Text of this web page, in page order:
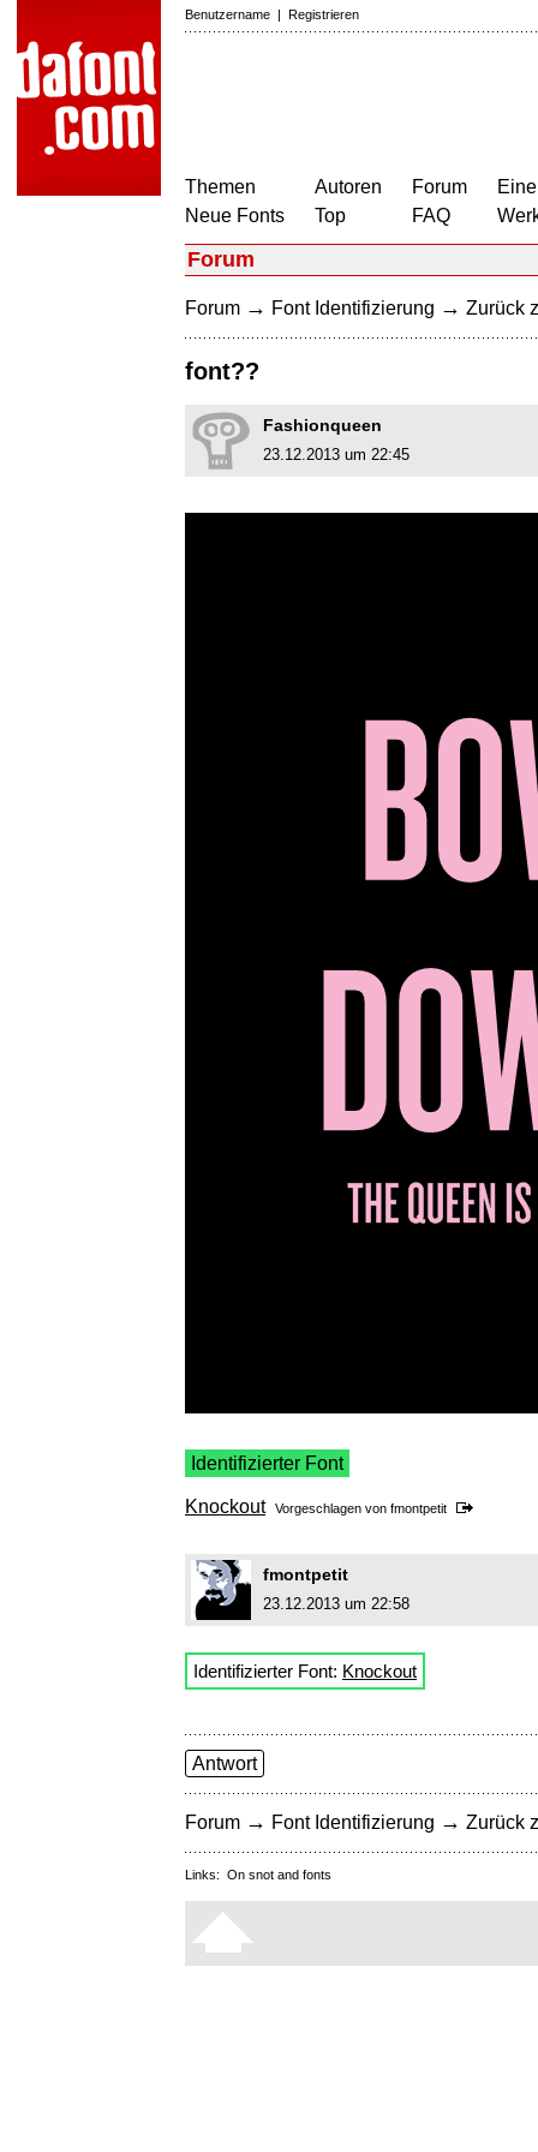
Benutzername | Registrieren
Themen
Neue Fonts
Autoren
Top
Forum
FAQ
Forum
Forum → Font Identifizierung → Zurück
font??
Fashionqueen
23.12.2013 um 22:45
Identifizierter Font
Knockout Vorgeschlagen von fmontpetit
fmontpetit
23.12.2013 um 22:58
Identifizierter Font: Knockout
Antwort
Forum → Font Identifizierung → Zurück
Links: On snot and fonts